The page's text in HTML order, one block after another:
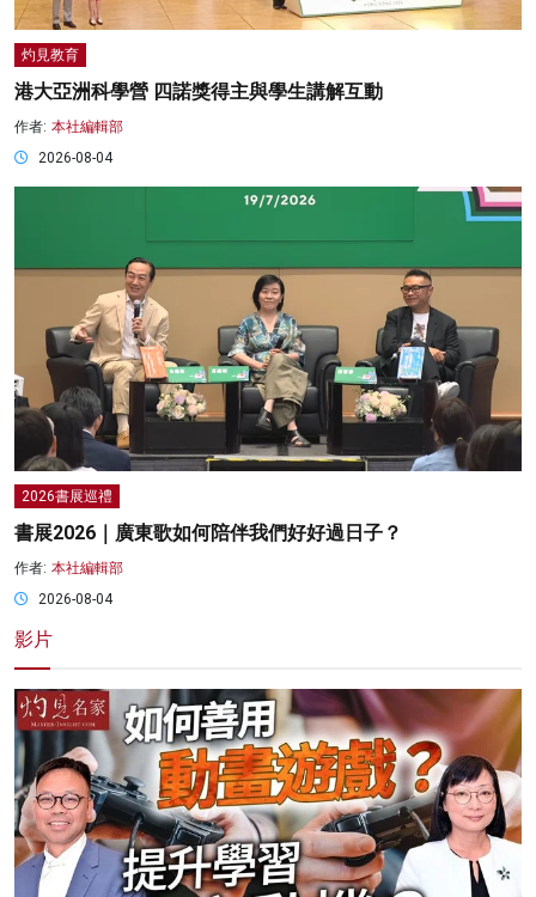
灼見教育
港大亞洲科學營 四諾獎得主與學生講解互動
作者: 本社編輯部
2026-08-04
2026書展巡禮
書展2026｜廣東歌如何陪伴我們好好過日子？
作者: 本社編輯部
2026-08-04
影片